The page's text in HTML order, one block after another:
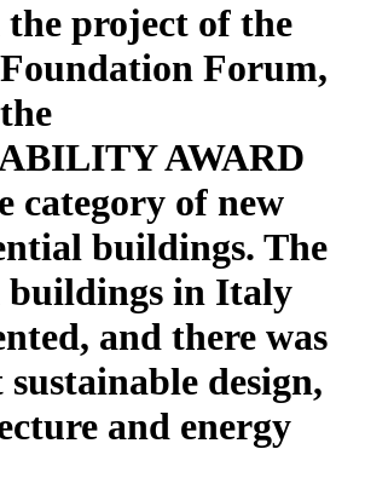
the project of the
Forum,
AWARD
category of new
buildings. The
buildings in Italy
and there was
design,
and energy